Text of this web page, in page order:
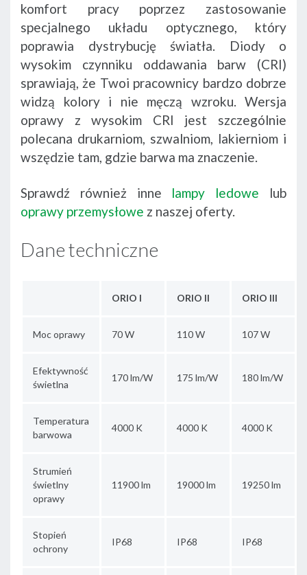
komfort pracy poprzez zastosowanie
specjalnego układu optycznego, który
poprawia dystrybucję światła. Diody o
wysokim czynniku oddawania barw (CRI)
sprawiają, że Twoi pracownicy bardzo dobrze
widzą kolory i nie męczą wzroku. Wersja
oprawy z wysokim CRI jest szczególnie
polecana drukarniom, szwalniom, lakierniom i
wszędzie tam, gdzie barwa ma znaczenie.
Sprawdź również inne lampy ledowe lub
oprawy przemysłowe z naszej oferty.
Dane techniczne
ORIO I ORIO II ORIO III
Moc oprawy 70 W 110 W 107 W
Efektywność
świetlna
170 lm/W 175 lm/W 180 lm/W
Temperatura
barwowa
4000 K 4000 K 4000 K
Strumień
świetlny
oprawy
11900 lm 19000 lm 19250 lm
Stopień
ochrony
IP68 IP68 IP68